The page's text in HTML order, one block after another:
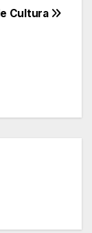
Cultura